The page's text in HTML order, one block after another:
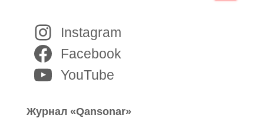
Instagram
Facebook
YouTube
Журнал «Qansonar»